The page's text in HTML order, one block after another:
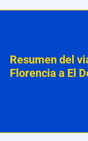
Resumen del
Florencia a El